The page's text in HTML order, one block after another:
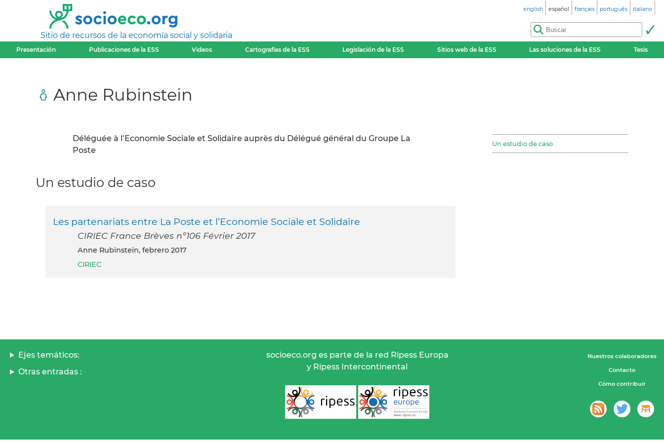
Sitio de recursos de la economía social y solidaria
english español français português italiano
Presentación Publicaciones de la ESS Videos Cartografías de la ESS Legislación de la ESS Sitios web de la ESS Las soluciones de la ESS Tesis
Anne Rubinstein
Déléguée à l’Economie Sociale et Solidaire auprès du Délégué général du Groupe La
Poste
Un estudio de caso
Un estudio de caso
Les partenariats entre La Poste et l’Economie Sociale et Solidaire
CIRIEC France Brèves n°106 Février 2017
Anne Rubinstein, febrero 2017
CIRIEC
Ejes temáticos:
Otras entradas :
socioeco.org es parte de la red Ripess Europa
y Ripess Intercontinental
Nuestros colaboradores
Contacto
Cómo contribuir